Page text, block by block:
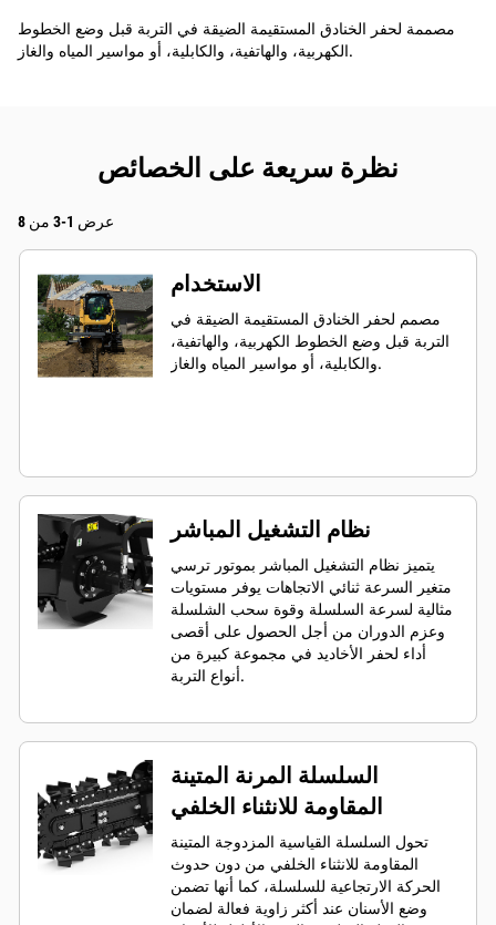
مصممة لحفر الخنادق المستقيمة الضيقة في التربة قبل وضع الخطوط
الكهربية، والهاتفية، والكابلية، أو مواسير المياه والغاز.
نظرة سريعة على الخصائص
عرض 1-3 من 8
الاستخدام
مصمم لحفر الخنادق المستقيمة الضيقة في
التربة قبل وضع الخطوط الكهربية، والهاتفية،
والكابلية، أو مواسير المياه والغاز.
نظام التشغيل المباشر
يتميز نظام التشغيل المباشر بموتور ترسي
متغير السرعة ثنائي الاتجاهات يوفر مستويات
مثالية لسرعة السلسلة وقوة سحب الشلسلة
وعزم الدوران من أجل الحصول على أقصى
أداء لحفر الأخاديد في مجموعة كبيرة من
أنواع التربة.
السلسلة المرنة المتينة
المقاومة للانثناء الخلفي
تحول السلسلة القياسية المزدوجة المتينة
المقاومة للانثناء الخلفي من دون حدوث
الحركة الارتجاعية للسلسلة، كما أنها تضمن
وضع الأسنان عند أكثر زاوية فعالة لضمان